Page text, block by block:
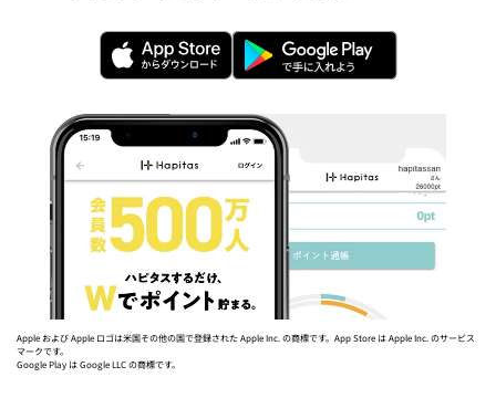
Apple および Apple ロゴは米国その他の国で登録された Apple Inc. の商標です。App Store は Apple Inc. のサービス
マークです。
Google Play は Google LLC の商標です。